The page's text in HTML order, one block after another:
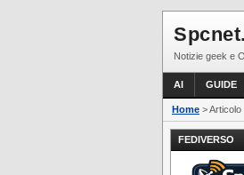
Notizie geek e
AI GUIDE
Home >
FEDIVERSO